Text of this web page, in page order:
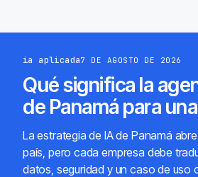
ia aplicada7 DE AGOSTO DE 2026
Qué significa la
de Panamá para
La estrategia de IA de Panamá
país, pero cada empresa debe
datos, seguridad y un caso de uso